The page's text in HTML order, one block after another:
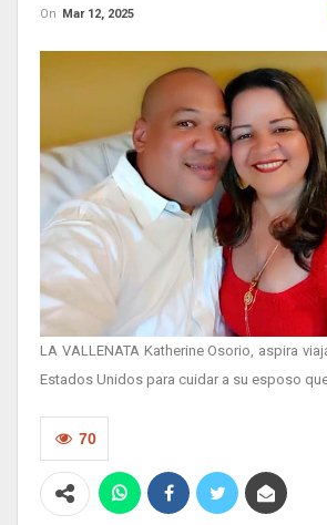
On Mar 12, 2025
LA VALLENATA Katherine Osorio, aspira
Estados Unidos para cuidar a su esposo
70